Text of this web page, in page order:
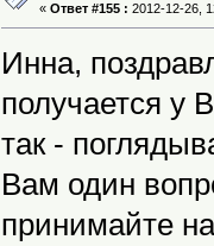
« Ответ #155 : 2012-12-26,
Инна,
получается у
так -
Вам один
принимайте